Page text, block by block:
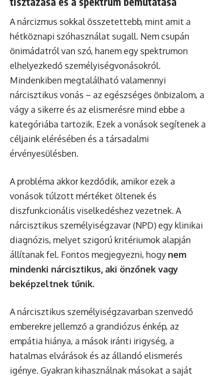
A nárcizmus sokkal összetettebb, mint amit a
hétköznapi szóhasználat sugall. Nem csupán
önimádatról van szó, hanem egy spektrumon
elhelyezkedő személyiségvonásokról.
Mindenkiben megtalálható valamennyi
nárcisztikus vonás – az egészséges önbizalom, a
vágy a sikerre és az elismerésre mind ebbe a
kategóriába tartozik. Ezek a vonások segítenek a
céljaink elérésében és a társadalmi
érvényesülésben.
A probléma akkor kezdődik, amikor ezek a
vonások túlzott mértéket öltenek és
diszfunkcionális viselkedéshez vezetnek. A
nárcisztikus személyiségzavar (NPD) egy klinikai
diagnózis, melyet szigorú kritériumok alapján
állítanak fel. Fontos megjegyezni, hogy nem
mindenki nárcisztikus, aki önzőnek vagy
beképzeltnek tűnik.
A nárcisztikus személyiségzavarban szenvedő
emberekre jellemző a grandiózus énkép, az
empátia hiánya, a mások iránti irigység, a
hatalmas elvárások és az állandó elismerés
igénye. Gyakran kihasználnak másokat a saját